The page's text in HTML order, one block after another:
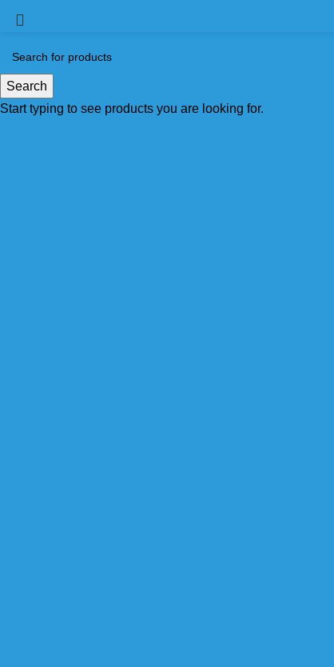
Pon tus pies en
Como doctor traumatólogo especializado en pie y
cómo puedo ayudarte a caminar sin limitaciones.
Search
Start typing to see products you are looking for.